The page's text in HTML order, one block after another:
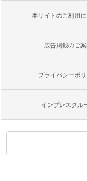
本サイトのご利用
広告掲載のご案
プライバシーポ
インプレスグル